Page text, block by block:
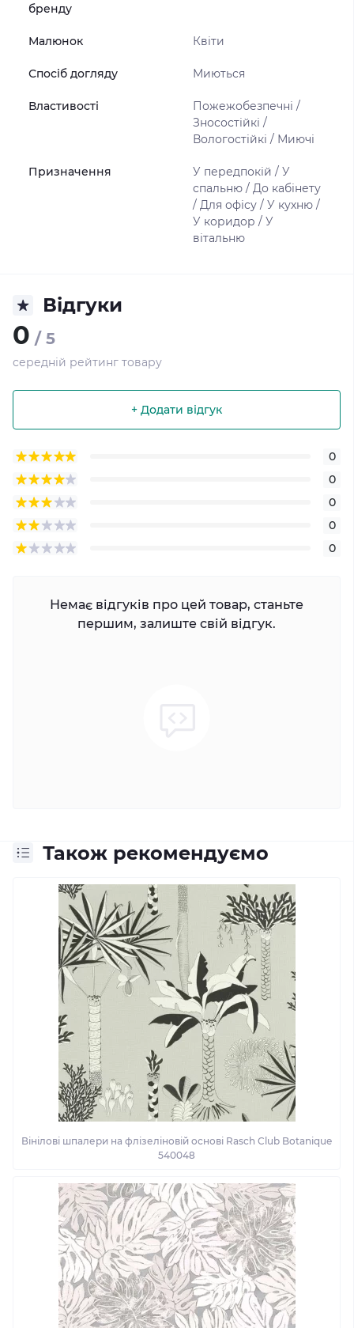
бренду
Малюнок Квіти
Спосіб догляду Миються
Властивості
Пожежобезпечні /
Зносостійкі /
Вологостійкі / Миючі
Призначення
У передпокій / У
спальню / До кабінету
/ Для офісу / У кухню /
У коридор / У
вітальню
Відгуки
0 / 5
середній рейтинг товару
+ Додати відгук
0
0
0
0
0
Немає відгуків про цей товар, станьте
першим, залиште свій відгук.
Також рекомендуємо
Вінілові шпалери на флізеліновій основі Rasch Club Botanique
540048